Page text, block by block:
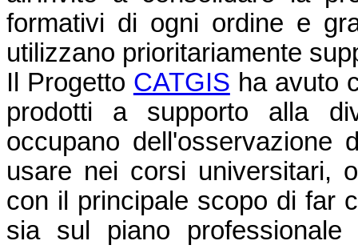
formativi di ogni ordine e
utilizzano prioritariamente
Il Progetto CATGIS ha avuto
prodotti a supporto alla
occupano dell'osservazione
usare nei corsi universitari,
con il principale scopo di far
sia sul piano